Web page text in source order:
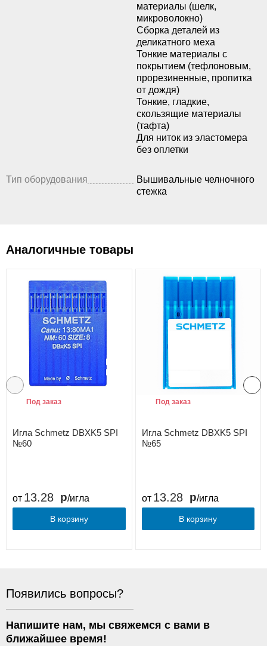
материалы (шелк,
микроволокно)
Сборка деталей из
деликатного меха
Тонкие материалы с
покрытием (тефлоновым,
прорезиненные, пропитка
от дождя)
Тонкие, гладкие,
скользящие материалы
(тафта)
Для ниток из эластомера
без оплетки
Тип оборудования
Вышивальные челночного
стежка
Аналогичные товары
Игла Schmetz DBXK5 SPI
№60
Под заказ
от 13.28 /игла
В корзину
Игла Schmetz DBXK5 SPI
№65
Под заказ
от 13.28 /игла
В корзину
Появились вопросы?
Напишите нам, мы свяжемся с вами в
ближайшее время!